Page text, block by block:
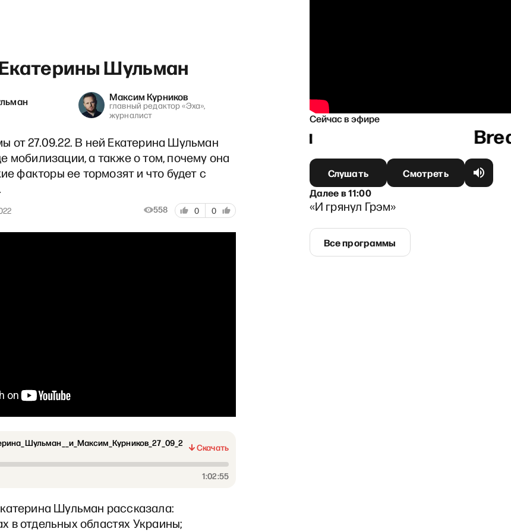
Шульман
Максим Курников
главный редактор «Эха»,
журналист
от 27.09.22. В ней Екатерина Шульман
мобилизации, а также о том, почему она
факторы ее тормозят и что будет с
558 0 0
Скачать
1:02:55
Шульман рассказала:
в отдельных областях Украины;
Сейчас в эфире
c Филиппенко и Поляковым
Слушать
Смотреть
Далеев11:00
«И грянул Грэм»
Все программы